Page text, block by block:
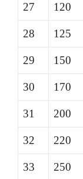
27 120
28 125
29 150
30 170
31 200
32 220
33 250